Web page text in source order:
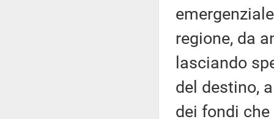
regione, da
lasciando
del destino,
dei fondi